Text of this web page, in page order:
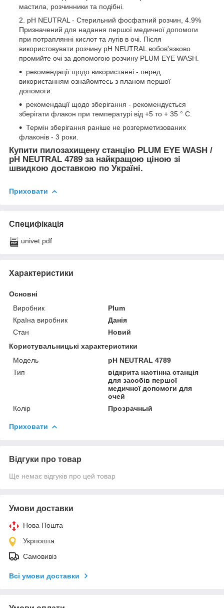
мастила, розчинники та подібні.
pH NEUTRAL - Стерильний фосфатний розчин, 4.9%
Призначений для надання першої медичної допомоги
при потраплянні кислот та лугів в очі. Після
використовувати розчину pH NEUTRAL вобов'язково
промийте очі за допомогою розчину PLUM EYE WASH.
рекомендації щодо використанні - перед
використанням ознайомтесь з планом першої
допомоги.
рекомендації щодо зберігання - рекомендується
зберігати флакон при температурі від +5 то + 35 ° С.
Термін зберігання раніше не розгерметизованих
флаконів - 3 роки.
Купити пилозахищену станцію PLUM EYE WASH /
pH NEUTRAL 4789 за найкращою ціною зі
швидкою доставкою по Україні.
Приховати
Специфікація
univet.pdf
Характеристики
Основні
Виробник
Plum
Країна виробник
Данія
Стан
Новий
Користувальницькі характеристики
Мoдель
pH NEUTRAL 4789
Тип
відкрита настінна станція
для засобів першої
медичної допомоги для
очей
Колір
Прозрачный
Приховати
Відгуки про товар
Ще немає відгуків про цей товар
Умови доставки
Нова Пошта
Укрпошта
Самовивіз
Всі умови доставки